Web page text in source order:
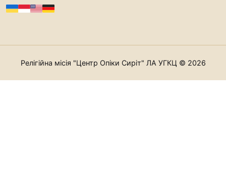
Релігійна місія "Центр Опіки Сиріт" ЛА УГКЦ © 2026